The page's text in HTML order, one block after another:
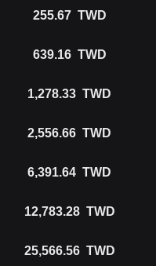
255.67 TWD
639.16 TWD
1,278.33 TWD
2,556.66 TWD
6,391.64 TWD
12,783.28 TWD
25,566.56 TWD